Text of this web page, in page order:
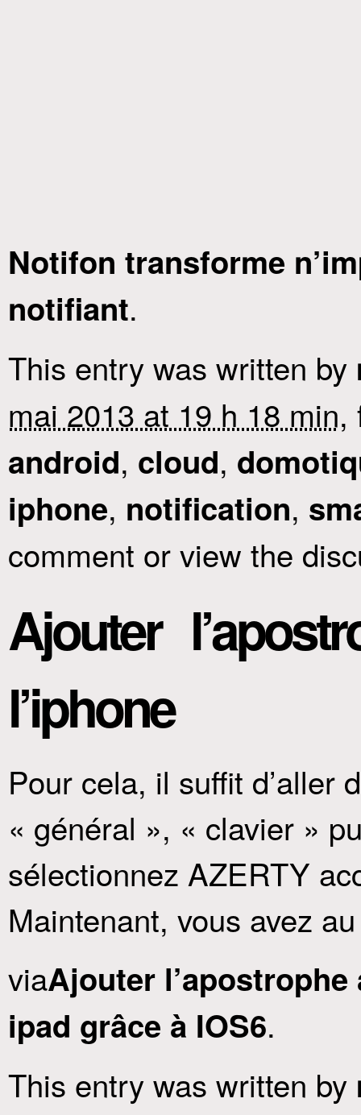
Notifon transforme
notifiant.
This entry was written by
mai 2013 at 19 h 18 min,
android, cloud,
iphone, notification,
comment or view the
Ajouter
l’iphone
Pour cela, il suffit d’aller
« général », « clavier »
sélectionnez AZERTY
Maintenant, vous avez
viaAjouter
ipad grâce à IOS6.
This entry was written by